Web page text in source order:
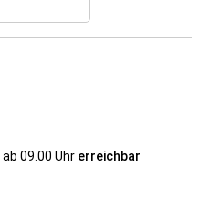
ab 09.00 Uhr erreichbar